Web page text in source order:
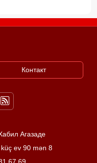
Контакт
Агазаде
ev 90 mən 8
67 69